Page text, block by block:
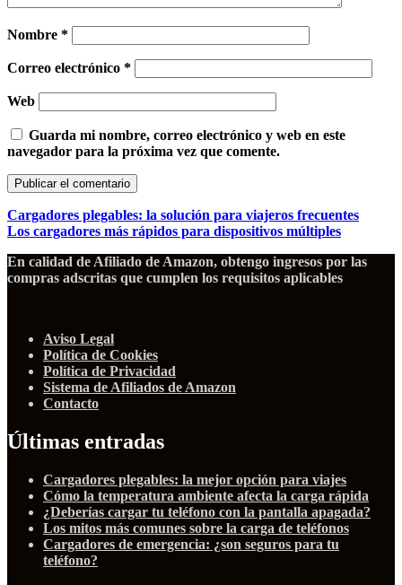
Nombre *
Correo electrónico *
Web
Guarda mi nombre, correo electrónico y web en este
navegador para la próxima vez que comente.
Cargadores plegables: la solución para viajeros frecuentes
Los cargadores más rápidos para dispositivos múltiples
En calidad de Afiliado de Amazon, obtengo ingresos por las
compras adscritas que cumplen los requisitos aplicables
Aviso Legal
Política de Cookies
Política de Privacidad
Sistema de Afiliados de Amazon
Contacto
Últimas entradas
Cargadores plegables: la mejor opción para viajes
Cómo la temperatura ambiente afecta la carga rápida
¿Deberías cargar tu teléfono con la pantalla apagada?
Los mitos más comunes sobre la carga de teléfonos
Cargadores de emergencia: ¿son seguros para tu
teléfono?